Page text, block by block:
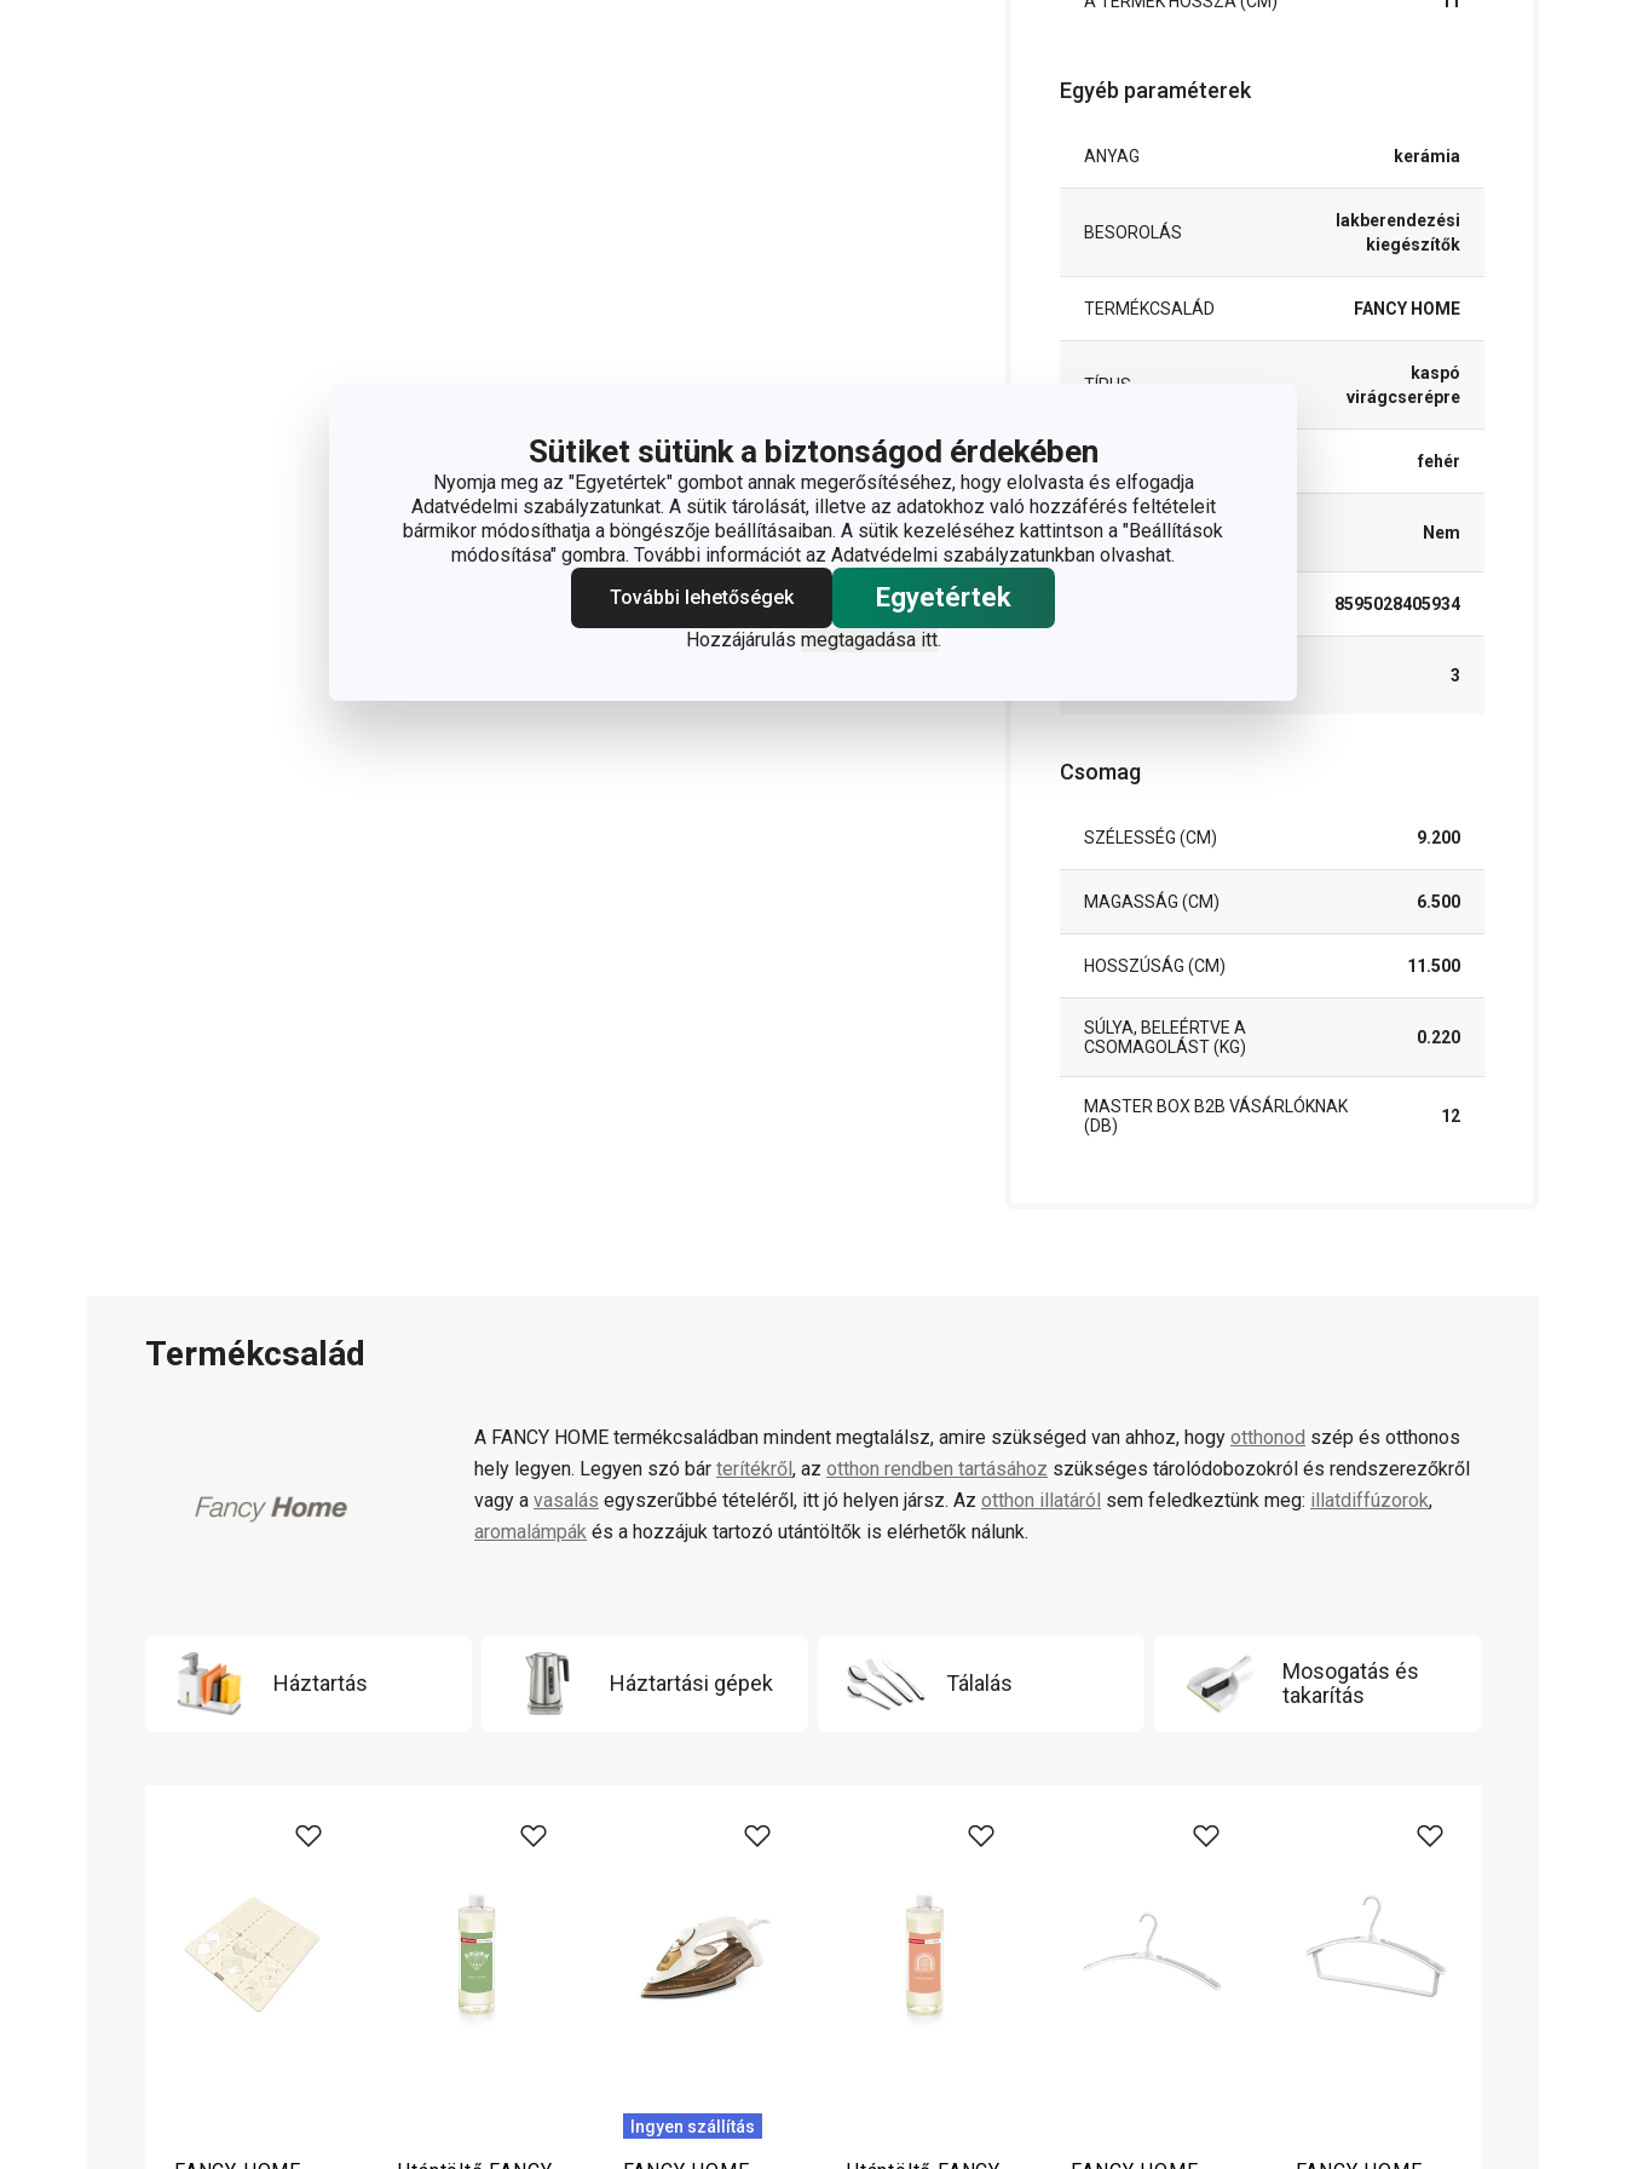
Sütiket sütünk a biztonságod érdekében
Nyomja meg az "Egyetértek" gombot annak megerősítéséhez, hogy elolvasta és elfogadja
Adatvédelmi szabályzatunkat. A sütik tárolását, illetve az adatokhoz való hozzáférés feltételeit
bármikor módosíthatja a böngészője beállításaiban. A sütik kezeléséhez kattintson a "Beállítások
módosítása" gombra. További információt az Adatvédelmi szabályzatunkban olvashat.
További lehetőségek
Egyetértek
Hozzájárulás megtagadása itt.
Egyéb paraméterek
ANYAG kerámia
BESOROLÁS
lakberendezési
kiegészítők
TERMÉKCSALÁD FANCY HOME
TÍPUS
kaspó
virágcserépre
SZÍN fehér
TISZTÍTÁS
MOSOGATÓGÉPBEN
Nem
8595028405934
3
Csomag
SZÉLESSÉG (CM) 9.200
MAGASSÁG (CM) 6.500
HOSSZÚSÁG (CM) 11.500
SÚLYA, BELEÉRTVE A
CSOMAGOLÁST (KG)
0.220
MASTER BOX B2B VÁSÁRLÓKNAK
(DB)
12
Termékcsalád
A FANCY HOME termékcsaládban mindent megtalálsz, amire szükséged van ahhoz, hogy otthonod szép és otthonos
hely legyen. Legyen szó bár terítékről, az otthon rendben tartásához szükséges tárolódobozokról és rendszerezőkről
vagy a vasalás egyszerűbbé tételéről, itt jó helyen jársz. Az otthon illatáról sem feledkeztünk meg: illatdiffúzorok,
aromalámpák és a hozzájuk tartozó utántöltők is elérhetők nálunk.
Háztartás Háztartási gépek Tálalás
Mosogatás és
takarítás
Ingyen szállítás